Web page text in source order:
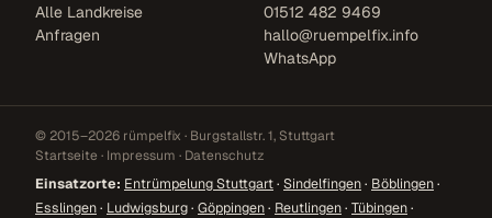
Alle Landkreise
Anfragen
01512 482 9469
hallo@ruempelfix.info
WhatsApp
© 2015–2026 rümpelfix · Burgstallstr. 1, Stuttgart
Startseite · Impressum · Datenschutz
Einsatzorte: Entrümpelung Stuttgart· Sindelfingen· Böblingen·
Esslingen· Ludwigsburg· Göppingen· Reutlingen· Tübingen·